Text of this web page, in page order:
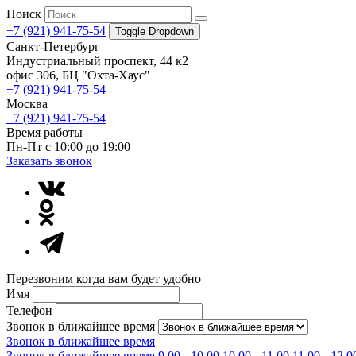
Поиск
+7 (921) 941-75-54
Toggle Dropdown
Санкт-Петербург
Индустриальный проспект, 44 к2
офис 306, БЦ "Охта-Хаус"
+7 (921) 941-75-54
Москва
+7 (921) 941-75-54
Время работы
Пн-Пт с 10:00 до 19:00
Заказать звонок
Перезвоним когда вам будет удобно
Имя
Телефон
Звонок в ближайшее время
Звонок в ближайшее время